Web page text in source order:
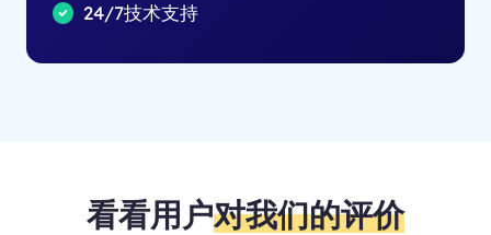
24/7技术支持
看看用户对我们的评价